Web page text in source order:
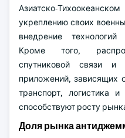
Азиатско-
укреплению своих
внедрение
Кроме того,
спутниковой связи и
приложений, зависящих
транспорт, логистика
способствуют росту
Доля рынка